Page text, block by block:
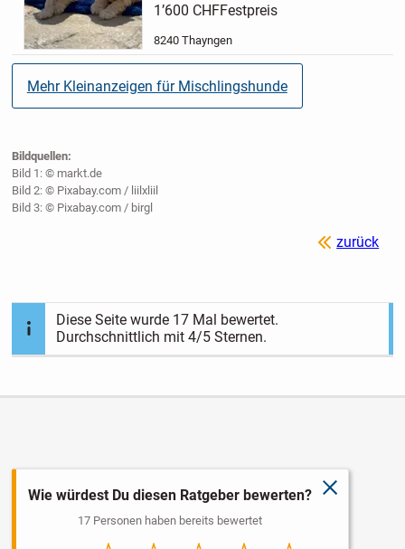
geimpft, gechippt,...
1’600 CHFFestpreis
8240 Thayngen
Mehr Kleinanzeigen für Mischlingshunde
Bildquellen:
Bild 1: © markt.de
Bild 2: © Pixabay.com / liilxliil
Bild 3: © Pixabay.com / birgl
zurück
Diese Seite wurde 17 Mal bewertet.
Durchschnittlich mit4/5 Sternen.
schließen
Wie würdest Du diesen Ratgeber bewerten?
17 Personen haben bereits bewertet